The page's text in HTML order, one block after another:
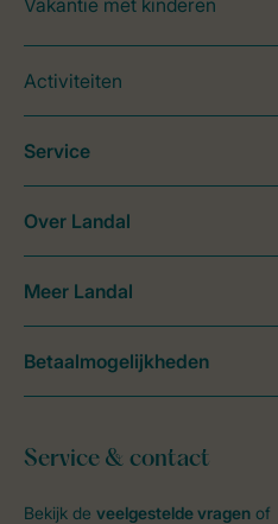
Activiteiten
Service & contact
Bekijk de veelgestelde vragen of
Service
Over Landal
Meer Landal
Betaalmogelijkheden